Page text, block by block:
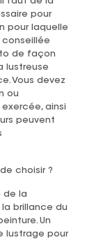
pour
pour laquelle
de façon
lustreuse
Vous devez
ou
ainsi
peuvent
choisir ?
de la
brillance du
Un
lustrage pour